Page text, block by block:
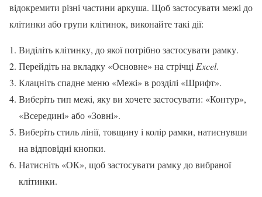
відокремити різні частини аркуша. Щоб застосувати межі до
клітинки або групи клітинок, виконайте такі дії:
Виділіть клітинку, до якої потрібно застосувати рамку.
Перейдіть на вкладку «Основне» на стрічці Excel.
Клацніть спадне меню «Межі» в розділі «Шрифт».
Виберіть тип межі, яку ви хочете застосувати: «Контур»,
«Всередині» або «Зовні».
Виберіть стиль лінії, товщину і колір рамки, натиснувши
на відповідні кнопки.
Натисніть «ОК», щоб застосувати рамку до вибраної
клітинки.